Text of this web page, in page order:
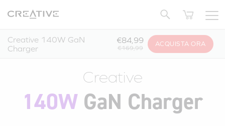
Creative 140W GaN
Charger
€169,99
€84,99 ACQUISTA ORA
Torna su
Creative
140W GaN Charger